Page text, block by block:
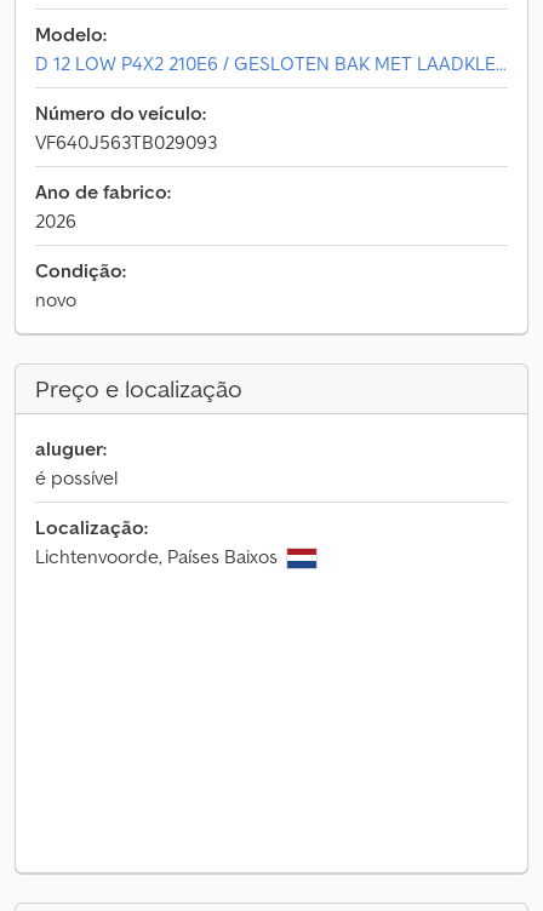
Modelo:
D 12 LOW P4X2 210E6 / GESLOTEN BAK MET LAADKLE...
Número do veículo:
VF640J563TB029093
Ano de fabrico:
2026
Condição:
novo
Preço e localização
aluguer:
é possível
Localização:
Lichtenvoorde, Países Baixos